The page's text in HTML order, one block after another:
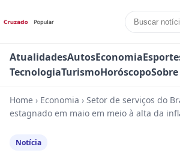
AtualidadesAutosEconomia
TecnologiaTurismoHoróscopoSobre
Home › Economia › Setor de serviços do
estagnado em maio em meio à alta da
Notícia